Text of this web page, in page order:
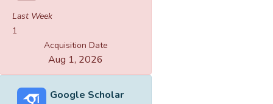
Last Week
1
Acquisition Date
Aug 1, 2026
Google Scholar